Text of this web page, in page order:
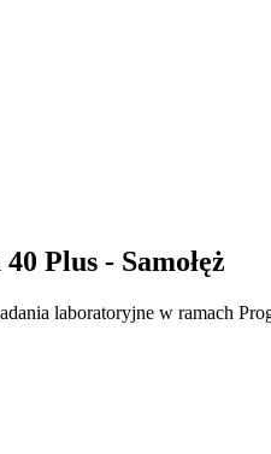
Plus - Samołęż
laboratoryjne w ramach